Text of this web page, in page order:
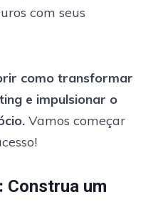
com seus
como transformar
e impulsionar o
Vamos começar
Construa um